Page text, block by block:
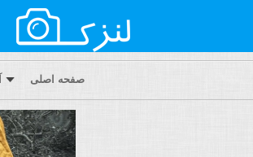
صفحه اصلی